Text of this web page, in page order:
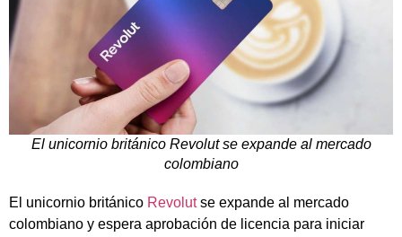
El unicornio británico Revolut se expande al mercado
colombiano
El unicornio británico Revolutse expande al mercado
colombiano y espera aprobación de licencia para iniciar